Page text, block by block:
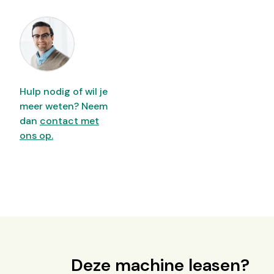
Hulp nodig of wil je
meer weten? Neem
dan contact met
ons op.
Deze machine leasen?